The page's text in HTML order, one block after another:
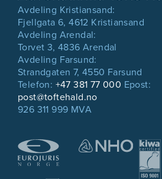
Avdeling Kristiansand:
Fjellgata 6, 4612 Kristiansand
Avdeling Arendal:
Torvet 3, 4836 Arendal
Avdeling Farsund:
Strandgaten 7, 4550 Farsund
Telefon: +47 381 77 000 Epost:
post@toftehald.no
926 311 999 MVA